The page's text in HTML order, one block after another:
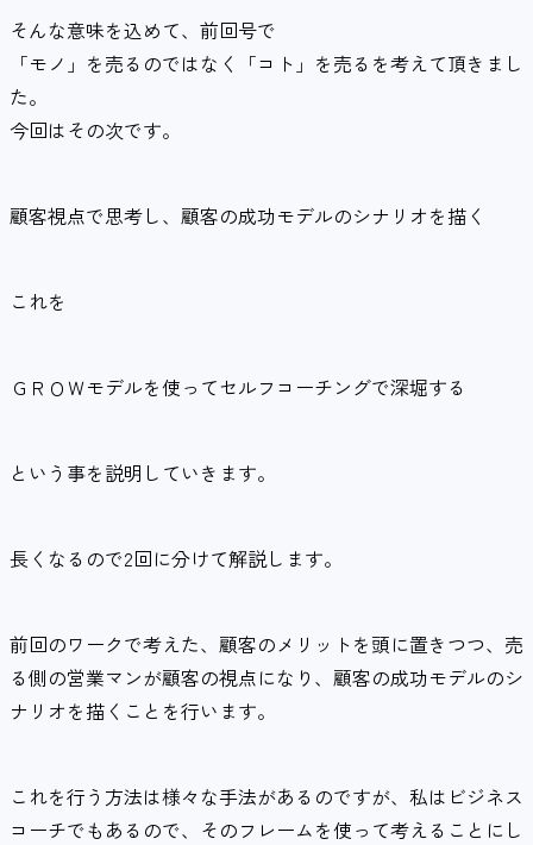
そんな意味を込めて、前回号で
「モノ」を売るのではなく「コト」を売るを考えて頂きまし
た。
今回はその次です。
顧客視点で思考し、顧客の成功モデルのシナリオを描く
これを
ＧＲＯＷモデルを使ってセルフコーチングで深堀する
という事を説明していきます。
長くなるので2回に分けて解説します。
前回のワークで考えた、顧客のメリットを頭に置きつつ、売
る側の営業マンが顧客の視点になり、顧客の成功モデルのシ
ナリオを描くことを行います。
これを行う方法は様々な手法があるのですが、私はビジネス
コーチでもあるので、そのフレームを使って考えることにし